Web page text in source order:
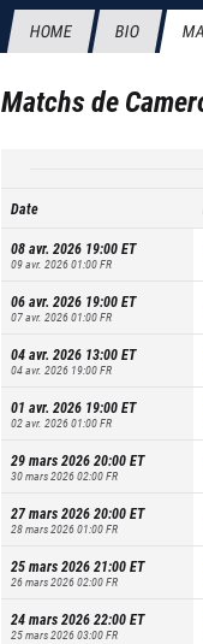
HOME BIO
Matchs de
Date
08 avr. 2026 19:00ET
09 avr. 2026 01:00FR
06 avr. 2026 19:00ET
07 avr. 2026 01:00FR
04 avr. 2026 13:00ET
04 avr. 2026 19:00FR
01 avr. 2026 19:00ET
02 avr. 2026 01:00FR
29 mars 2026 20:00ET
30 mars 2026 02:00FR
27 mars 2026 20:00ET
28 mars 2026 01:00FR
25 mars 2026 21:00ET
26 mars 2026 02:00FR
24 mars 2026 22:00ET
25 mars 2026 03:00FR